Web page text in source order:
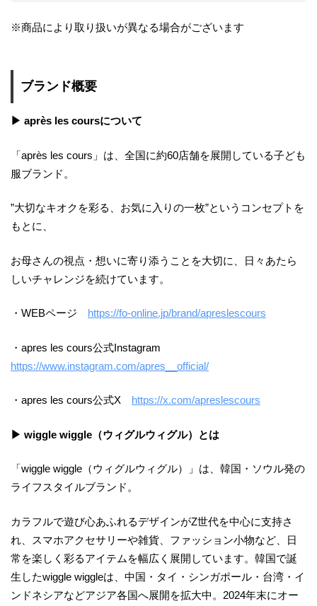
※商品により取り扱いが異なる場合がございます
ブランド概要
▶ après les coursについて
「après les cours」は、全国に約60店舗を展開している子ども
服ブランド。
”大切なキオクを彩る、お気に入りの一枚”というコンセプトを
もとに、
お母さんの視点・想いに寄り添うことを大切に、日々あたら
しいチャレンジを続けています。
・WEBページ https://fo-online.jp/brand/apreslescours
・apres les cours公式Instagram
https://www.instagram.com/apres__official/
・apres les cours公式X https://x.com/apreslescours
▶ wiggle wiggle（ウィグルウィグル）とは
「wiggle wiggle（ウィグルウィグル）」は、韓国・ソウル発の
ライフスタイルブランド。
カラフルで遊び心あふれるデザインがZ世代を中心に支持さ
れ、スマホアクセサリーや雑貨、ファッション小物など、日
常を楽しく彩るアイテムを幅広く展開しています。韓国で誕
生したwiggle wiggleは、中国・タイ・シンガポール・台湾・イ
ンドネシアなどアジア各国へ展開を拡大中。2024年末にオー